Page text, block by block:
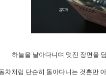
하늘을 날아다니며 멋진 장면을
차처럼 단순히 돌아다니는 것뿐만